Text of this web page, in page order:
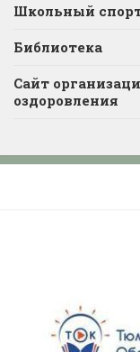
Школьный
Библиотека
Сайт
оздоровления